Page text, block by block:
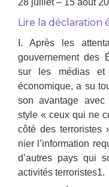
28 juillet – 15 août
Lire la déclaration
I. Après les
gouvernement des
sur les médias et
économique, a su
son avantage avec
style « ceux qui ne
côté des terroristes
nier l’information
d’autres pays qui
activités terroristes1.